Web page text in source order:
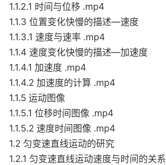
1.1.2.1 时间与位移 .mp4
1.1.3 位置变化快慢的描述—速度
1.1.3.1 速度与速率 .mp4
1.1.4 速度变化快慢的描述—加速度
1.1.4.1 加速度 .mp4
1.1.4.2 加速度的计算 .mp4
1.1.5 运动图像
1.1.5.1 位移时间图像 .mp4
1.1.5.2 速度时间图像 .mp4
1.2 匀变速直线运动的研究
1.2.1 匀变速直线运动速度与时间的关系